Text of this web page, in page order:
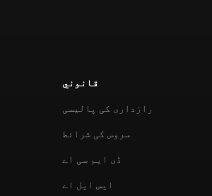
قانوني
رازداری کی پالیسی
سروس کی شرائط
ڈی ایم سی اے
ايس ايل اے